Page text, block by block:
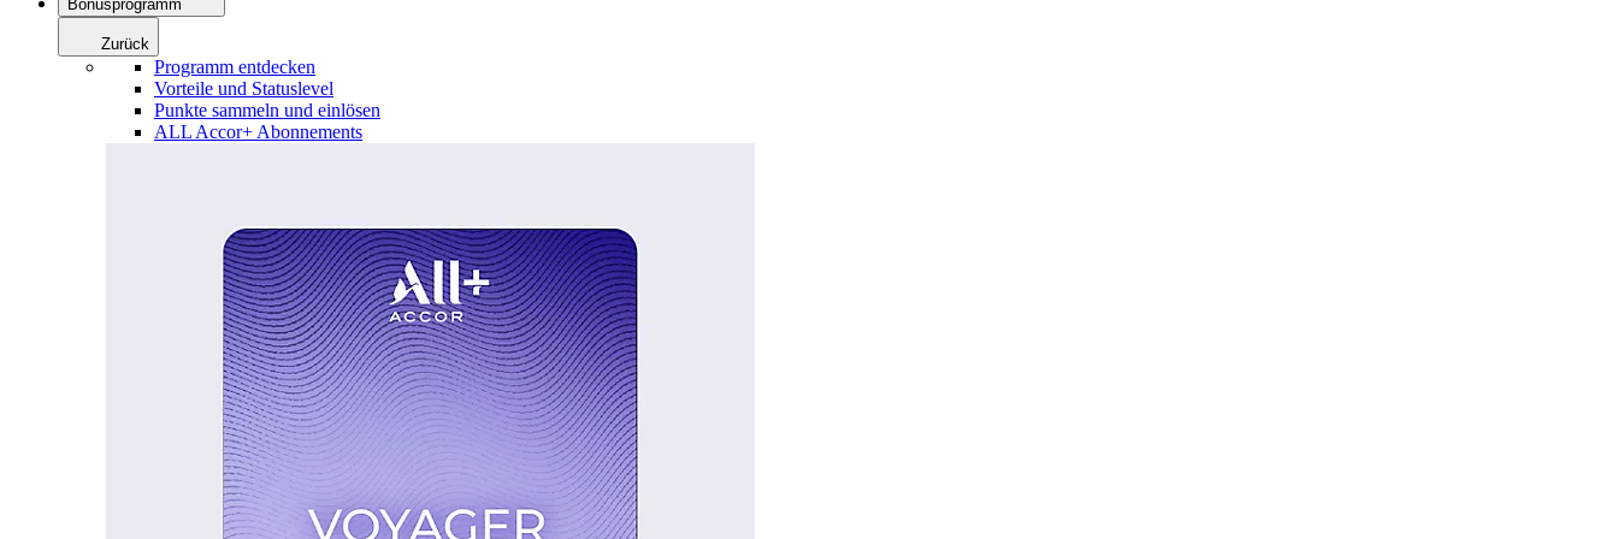
Bonusprogramm
Zurück
Programm entdecken
Vorteile und Statuslevel
Punkte sammeln und einlösen
ALL Accor+ Abonnements